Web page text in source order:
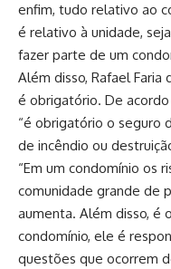
enfim, tudo relativo ao
é relativo à unidade,
fazer parte de um
Além disso, Rafael
é obrigatório. De
“é obrigatório o seguro
de incêndio ou
“Em um condomínio os
comunidade grande de
aumenta. Além disso, é
condomínio, ele é
questões que ocorrem